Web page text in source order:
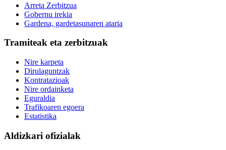
Arreta Zerbitzua
Gobernu irekia
Gardena, gardetasunaren ataria
Tramiteak eta zerbitzuak
Nire karpeta
Dirulaguntzak
Kontratazioak
Nire ordainketa
Eguraldia
Trafikoaren egoera
Estatistika
Aldizkari ofizialak